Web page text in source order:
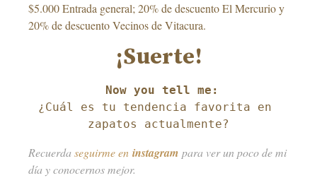
$5.000 Entrada general; 20% de descuento El Mercurio y
20% de descuento Vecinos de Vitacura.
¡Suerte!
Now you tell me:
¿Cuál es tu tendencia favorita en
zapatos actualmente?
Recuerdaseguirme en instagram para ver un poco de mi
día y conocernos mejor.